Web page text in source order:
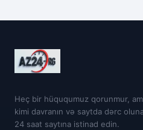
Heç bir hüququmuz qorunmur,
kimi davranın və saytda dərc
24 saat saytına istinad edin.